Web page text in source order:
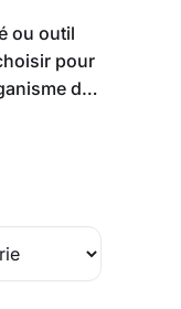
ou outil
pour
de